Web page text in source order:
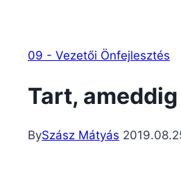
09 - Vezetői Önfejlesztés
Tart,
BySzász Mátyás